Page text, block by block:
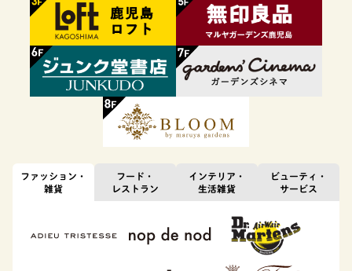
ファッション・
雑貨
フード・
レストラン
インテリア・
生活雑貨
ビューティ・
サービス